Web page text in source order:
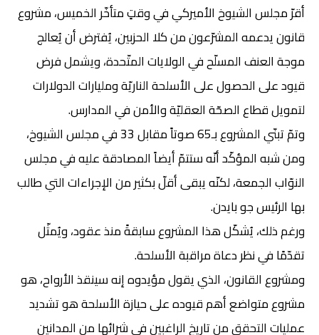
أقرّ مجلس الشيوخ الأميركي في وقتٍ متأخّر الخميس، مشروع
قانون يدعمه المشرّعون من كلا الحزبين، يُفترض أن يُعالج
موجة العنف المسلّح في الولايات المتّحدة، ويشمل فرض
قيود على الحصول على الأسلحة الناريّة ومليارات الدولارات
لتمويل قطاع الصحّة العقليّة والأمن في المدارس.
وتمّ تبنّي المشروع بـ65 صوتاً مقابل 33 في مجلس الشيوخ،
ومن شبه المؤكّد أنّه ستتمّ أيضاً المصادقة عليه في مجلس
النوّاب الجمعة، لكنّه يبقى أقلّ بكثير من الإجراءات التي طالب
بها الرئيس جو بايدن.
ورغم ذلك، يُشكّل هذا المشروع سابقةً منذ عقود، ويُمثّل
تقدّمًا في نظر دعاة مراقبة الأسلحة.
ومشروع القانون، الذي يقول مؤيدوه إنه سينقذ الأرواح، هو
مشروع متواضع أهم قيوده على حيازة الأسلحة هو تشديد
عمليات التحقق من تاريخ الراغبين في شرائها من المدانين